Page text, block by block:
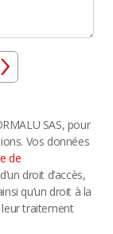
SAS, pour
Vos données
de
droit d’accès,
qu’un droit à la
traitement